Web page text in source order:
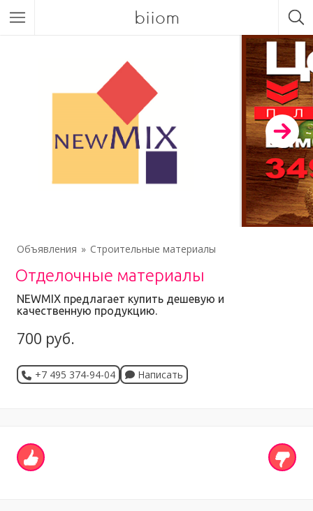
biiom
Объявления Строительные материалы
Отделочные материалы
NEWMIX предлагает купить дешевую и
качественную продукцию.
700 руб.
+7 495 374-94-04 Написать